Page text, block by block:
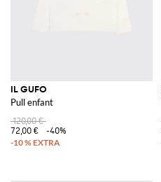
IL GUFO
Pull enfant
120,00 €
72,00 €
-40%